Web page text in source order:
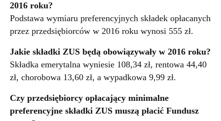
2016 roku?
Podstawa wymiaru preferencyjnych składek opłacanych
przez przedsiębiorców w 2016 roku wynosi 555 zł.
Jakie składki ZUS będą obowiązywały w 2016 roku?
Składka emerytalna wyniesie 108,34 zł, rentowa 44,40
zł, chorobowa 13,60 zł, a wypadkowa 9,99 zł.
Czy przedsiębiorcy opłacający minimalne
preferencyjne składki ZUS muszą płacić Fundusz